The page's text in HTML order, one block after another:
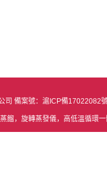
備案號： 滬ICP備17022082
餾，旋轉蒸發儀，高低溫循環